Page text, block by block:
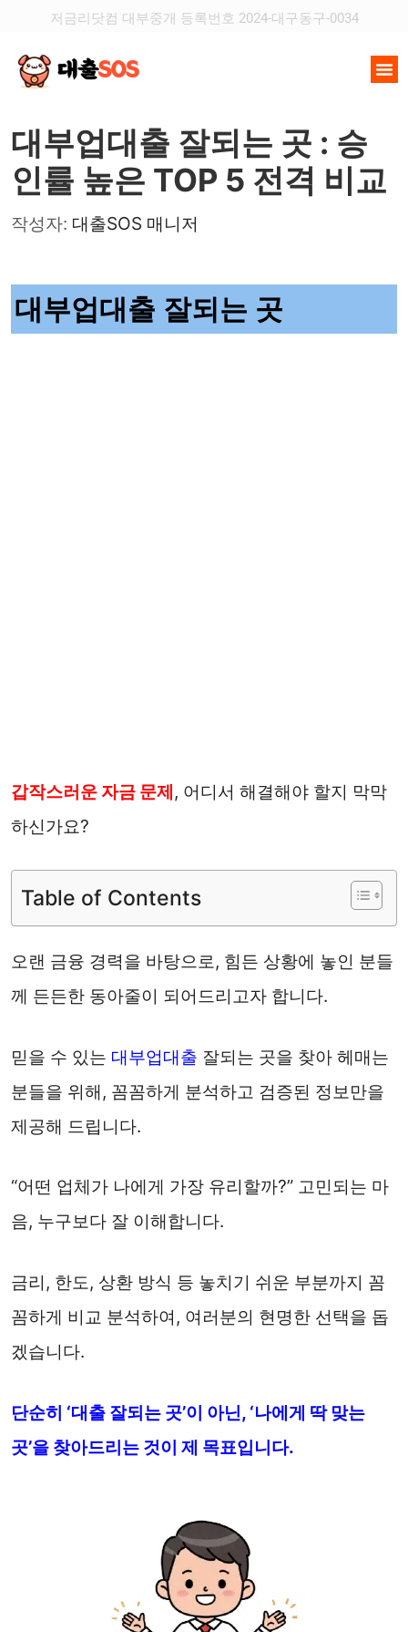
저금리닷컴 대부중개 등록번호 2024-대구동구-0034
대부업대출 잘되는 곳 : 승
인률 높은 TOP 5 전격 비교
작성자: 대출SOS 매니저
대부업대출 잘되는 곳
갑작스러운 자금 문제, 어디서 해결해야 할지 막막
하신가요?
Table of Contents
오랜 금융 경력을 바탕으로, 힘든 상황에 놓인 분들
께 든든한 동아줄이 되어드리고자 합니다.
믿을 수 있는 대부업대출 잘되는 곳을 찾아 헤매는
분들을 위해, 꼼꼼하게 분석하고 검증된 정보만을
제공해 드립니다.
“어떤 업체가 나에게 가장 유리할까?” 고민되는 마
음, 누구보다 잘 이해합니다.
금리, 한도, 상환 방식 등 놓치기 쉬운 부분까지 꼼
꼼하게 비교 분석하여, 여러분의 현명한 선택을 돕
겠습니다.
단순히 ‘대출 잘되는 곳’이 아닌, ‘나에게 딱 맞는
곳’을 찾아드리는 것이 제 목표입니다.